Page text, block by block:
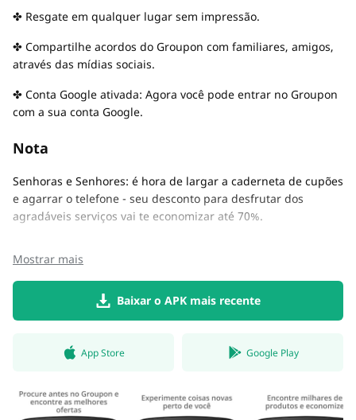
✤ Resgate em qualquer lugar sem impressão.
✤ Compartilhe acordos do Groupon com familiares, amigos,
através das mídias sociais.
✤ Conta Google ativada: Agora você pode entrar no Groupon
com a sua conta Google.
Nota
Senhoras e Senhores: é hora de largar a caderneta de cupões
e agarrar o telefone - seu desconto para desfrutar dos
agradáveis serviços vai te economizar até 70%.
Mostrar mais
Baixar o APK mais recente
App Store Google Play